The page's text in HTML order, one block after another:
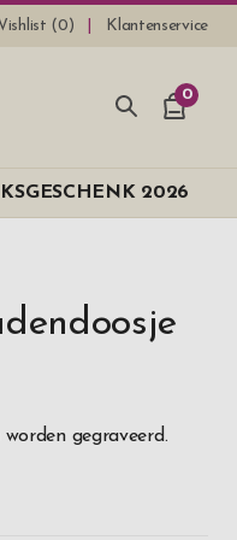
(0) Klantenservice
0
2026
gegraveerd.